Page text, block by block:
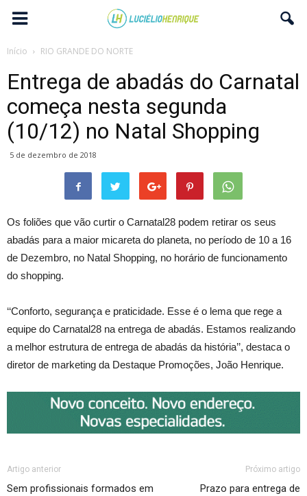
Início RIO GRANDE DO NORTE
Entrega de abadás do Carnatal
começa nesta segunda
(10/12) no Natal Shopping
5 de dezembro de 2018
Os foliões que vão curtir o Carnatal28 podem retirar os seus
abadás para a maior micareta do planeta, no período de 10 a 16
de Dezembro, no Natal Shopping, no horário de funcionamento
do shopping.
‘‘Conforto, segurança e praticidade. Esse é o lema que rege a
equipe do Carnatal28 na entrega de abadás. Estamos realizando
a melhor estrutura de entrega de abadás da história’’, destaca o
diretor de marketing da Destaque Promoções, João Henrique.
Artigo anterior
Sem profissionais formados em
Próximo artigo
Prazo para entrega de